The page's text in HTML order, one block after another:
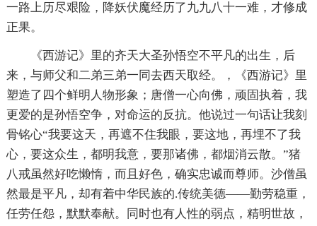
一路上历尽艰险，降妖伏魔经历了九九八十一难，才修成
正果。
《西游记》里的齐天大圣孙悟空不平凡的出生，后
来，与师父和二弟三弟一同去西天取经。，《西游记》里
塑造了四个鲜明人物形象；唐僧一心向佛，顽固执着，我
更爱的是孙悟空争，对命运的反抗。他说过一句话让我刻
骨铭心“我要这天，再遮不住我眼，要这地，再埋不了我
心，要这众生，都明我意，要那诸佛，都烟消云散。”猪
八戒虽然好吃懒惰，而且好色，确实忠诚而尊师。沙僧虽
然最是平凡，却有着中华民族的.传统美德——勤劳稳重，
任劳任怨，默默奉献。同时也有人性的弱点，精明世故，